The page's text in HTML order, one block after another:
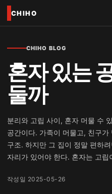
CHIHO
CHIHO BLOG
혼자 있는
둘까
분리와 고립 사이, 혼자 머물 수
공간이다. 가족이 머물고, 친구
구조. 하지만 그 집이 정말 편하
자리가 있어야 한다. 혼자는 고
작성일 2025-05-26